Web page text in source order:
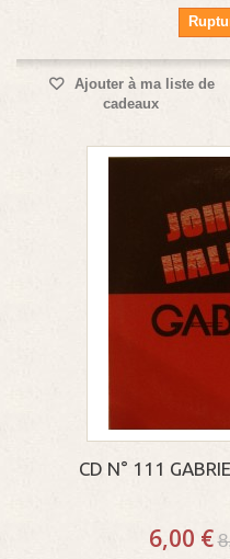
Ajouter à ma liste de
cadeaux
CD N° 111
6,00 €